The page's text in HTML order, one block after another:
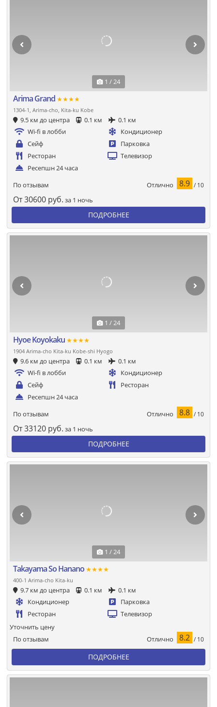
1 / 24
Arima Grand ★★★★
1304-1, Arima-cho, Kita-ku Kobe
9.5 км до центра 0.1 км
0.1 км
Wi-fi в лобби
Кондиционер
Сейф
Парковка
Ресторан
Телевизор
Ресепшн 24 часа
По отзывам Отлично 8.9 / 10
От30600 руб. за 1 ночь
ПОДРОБНЕЕ
1 / 24
Hyoe Koyokaku ★★★★
1904 Arima-cho Kita-ku Kobe-shi Hyogo
9.6 км до центра 0.1 км
0.1 км
Wi-fi в лобби
Кондиционер
Сейф
Ресторан
Ресепшн 24 часа
По отзывам Отлично 8.8 / 10
От33120 руб. за 1 ночь
ПОДРОБНЕЕ
1 / 24
Takayama So Hanano ★★★★
400-1 Arima-cho Kita-ku
9.7 км до центра 0.1 км
0.1 км
Кондиционер
Парковка
Ресторан
Телевизор
По отзывам Отлично 8.2 / 10
Уточнить цену
ПОДРОБНЕЕ